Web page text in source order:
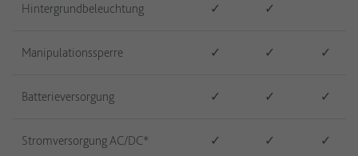
Hintergrundbeleuchtung ✓ ✓
Manipulationssperre ✓ ✓ ✓
Batterieversorgung ✓ ✓ ✓
Stromversorgung AC/DC* ✓ ✓ ✓